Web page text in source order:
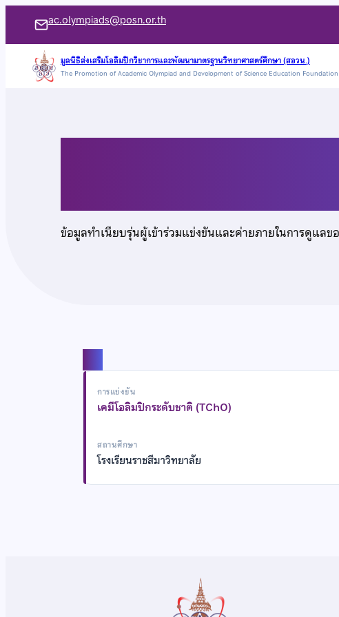
เนื้อหา
ac.olympiads@posn.or.th
มูลนิธิส่งเสริมโอลิมปิกวิชาการและพัฒนามาตรฐานวิทยาศาสตร์ศึกษา (สอวน.)
The Promotion of Academic Olympiad and Development of Science Education Foundation
ข้อมูลทำเนียบรุ่นผู้เข้าร่วมแข่งขันและค่ายภายในการดูแล
การแข่งขัน
เคมีโอลิมปิกระดับชาติ (TChO)
สถานศึกษา
โรงเรียนราชสีมาวิทยาลัย